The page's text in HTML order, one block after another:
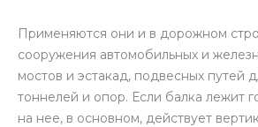
Применяются они и в дорожном
сооружения автомобильных и
мостов и эстакад, подвесных путей
тоннелей и опор. Если балка лежит
на нее, в основном, действует